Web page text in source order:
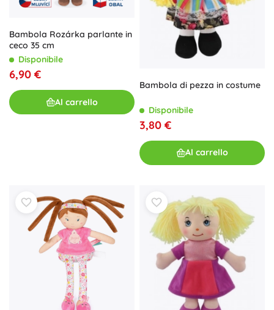
Bambola Rozárka parlante in
ceco 35 cm
Disponibile
6,90 €
Al carrello
Bambola di pezza in costume
Disponibile
3,80 €
Al carrello